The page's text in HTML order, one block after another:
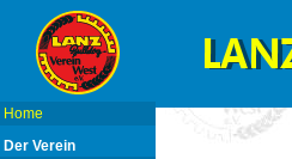
Home
Der Verein